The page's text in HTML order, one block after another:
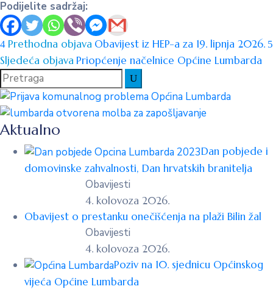
Podijelite sadržaj:
Prethodna objava Obavijest iz HEP-a za 19. lipnja 2026.
Sljedeća objavaPriopćenje načelnice Općine Lumbarda
Aktualno
Dan pobjede i
domovinske zahvalnosti, Dan hrvatskih branitelja
Obavijesti
4. kolovoza 2026.
Obavijest o prestanku onečišćenja na plaži Bilin žal
Obavijesti
4. kolovoza 2026.
Poziv na 10. sjednicu Općinskog
vijeća Općine Lumbarda